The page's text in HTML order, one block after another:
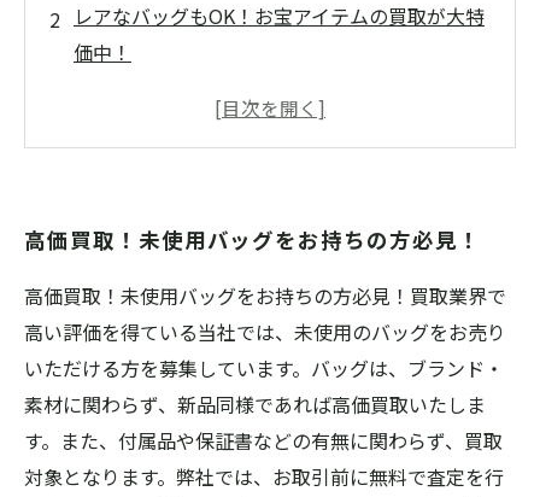
レアなバッグもOK！お宝アイテムの買取が大特
価中！
バッグの未使用品なら、どんなブランドでも買
お宝バッグをお持ちの方は今すぐ査定依頼！高
額で買取します！
高価買取！未使用バッグをお持ちの方必見！
高価買取！未使用バッグをお持ちの方必見！買取業界で
高い評価を得ている当社では、未使用のバッグをお売り
いただける方を募集しています。バッグは、ブランド・
素材に関わらず、新品同様であれば高価買取いたしま
す。また、付属品や保証書などの有無に関わらず、買取
対象となります。弊社では、お取引前に無料で査定を行